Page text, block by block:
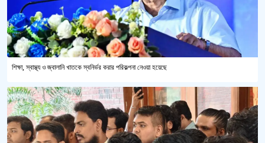
শিক্ষা, স্বাস্থ্য ও জ্বালানি খাতকে স্বনির্ভর করার পরিকল্পনা নেওয়া হয়েছে